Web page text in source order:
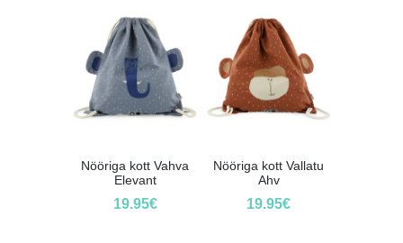
Nööriga kott Vahva
Elevant
19.95€
Nööriga kott Vallatu
Ahv
19.95€